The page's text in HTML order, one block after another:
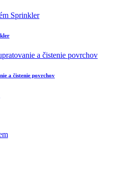
a čistenie povrchov